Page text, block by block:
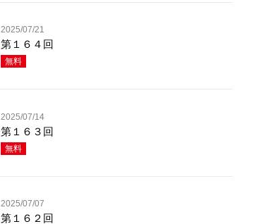
2025/07/21
第１６４回
無料
2025/07/14
第１６３回
無料
2025/07/07
第１６２回